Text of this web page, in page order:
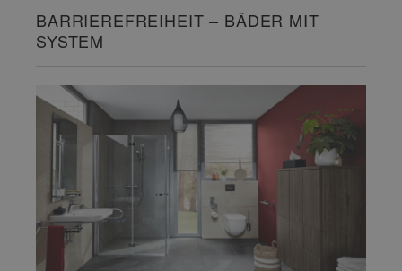
BARRIEREFREIHEIT – BÄDER MIT
SYSTEM